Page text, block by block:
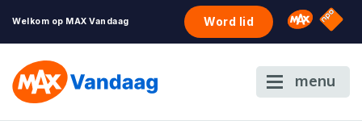
Welkom op MAX Vandaag Word lid Omroep
NPO
menu